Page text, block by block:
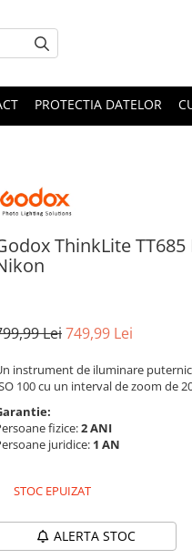
PROTECTIA DATELOR
ThinkLite
Lei749,99 Lei
instrument de iluminare
100 cu un interval de zoom de
fizice:2 ANI
juridice: 1 AN
STOC EPUIZAT
ALERTA STOC